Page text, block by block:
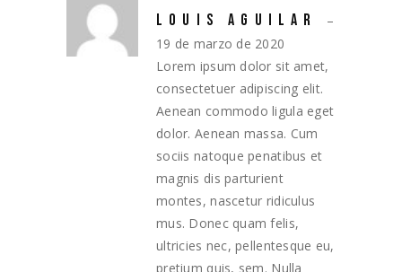
LOUIS AGUILAR
–
19 de marzo de 2020
Lorem ipsum dolor sit amet,
consectetuer adipiscing elit.
Aenean commodo ligula eget
dolor. Aenean massa. Cum
sociis natoque penatibus et
magnis dis parturient
montes, nascetur ridiculus
mus. Donec quam felis,
ultricies nec, pellentesque eu,
pretium quis, sem. Nulla